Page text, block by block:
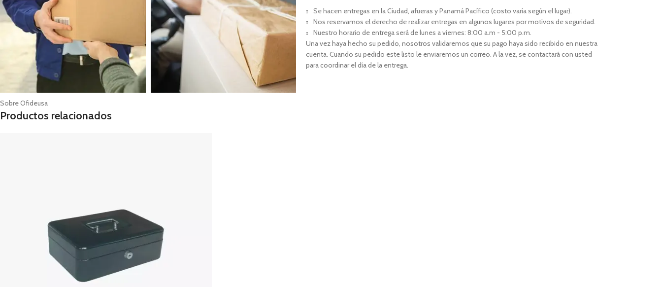
Se hacen entregas en la Ciudad, afueras y Panamá Pacífico (costo varía según el lugar).
Nos reservamos el derecho de realizar entregas en algunos lugares por motivos de seguridad.
Nuestro horario de entrega será de lunes a viernes: 8:00 a.m - 5:00 p.m.
Una vez haya hecho su pedido, nosotros validaremos que su pago haya sido recibido en nuestra
cuenta. Cuando su pedido este listo le enviaremos un correo. A la vez, se contactará con usted
para coordinar el día de la entrega.
Sobre Ofideusa
Productos relacionados